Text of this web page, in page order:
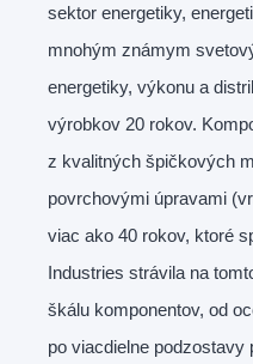
sektor energetiky,
mnohým známym
energetiky, výkonu a
výrobkov 20 rokov.
z kvalitných špičkových
povrchovými úpravami
viac ako 40 rokov, ktoré
Industries strávila na
škálu komponentov, od
po viacdielne podzostavy